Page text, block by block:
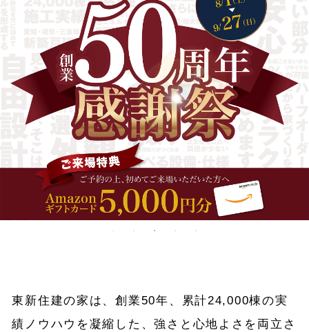
東新住建の家は、創業50年、累計24,000棟の実
績ノウハウを凝縮した、強さと心地よさを両立さ